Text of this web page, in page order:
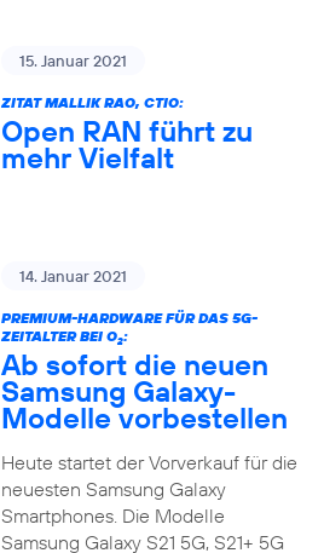
15. Januar 2021
ZITAT MALLIK RAO, CTIO:
Open RAN führt zu
mehr Vielfalt
14. Januar 2021
PREMIUM-HARDWARE FÜR DAS 5G-
ZEITALTER BEI O2:
Ab sofort die neuen
Samsung Galaxy-
Modelle vorbestellen
Heute startet der Vorverkauf für die
neuesten Samsung Galaxy
Smartphones. Die Modelle
Samsung Galaxy S21 5G, S21+ 5G